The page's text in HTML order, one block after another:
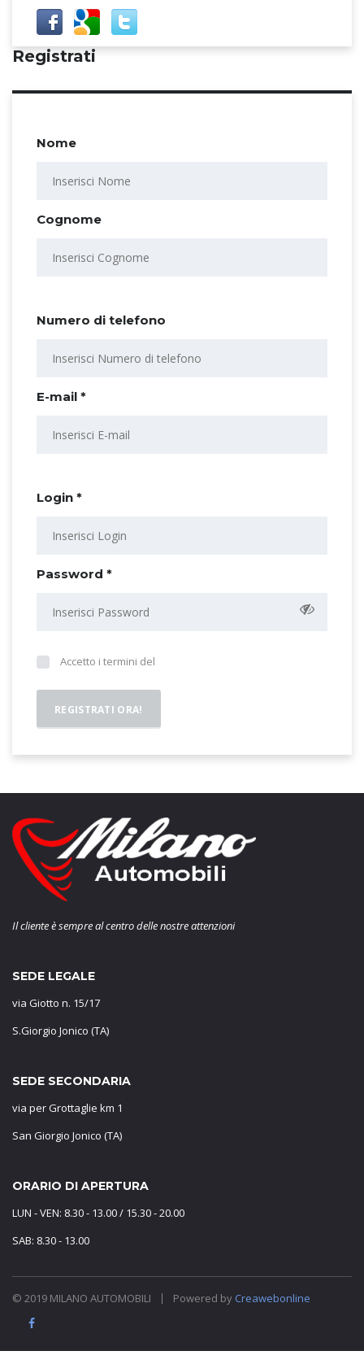
Registrati
Nome
Cognome
Numero di telefono
E-mail *
Login *
Password *
Accetto i termini del
Il cliente è sempre al centro delle nostre attenzioni
SEDE LEGALE
via Giotto n. 15/17
S.Giorgio Jonico (TA)
SEDE SECONDARIA
via per Grottaglie km 1
San Giorgio Jonico (TA)
ORARIO DI APERTURA
LUN - VEN: 8.30 - 13.00 / 15.30 - 20.00
SAB: 8.30 - 13.00
© 2019 MILANO AUTOMOBILI Powered by Creawebonline